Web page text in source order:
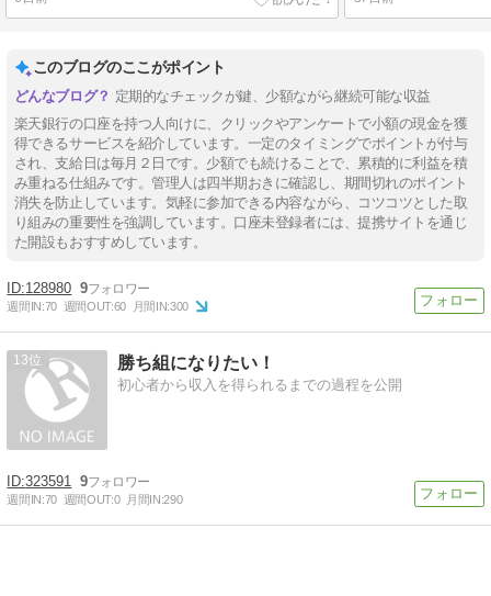
このブログのここがポイント
定期的なチェックが鍵、少額ながら継続可能な収益
楽天銀行の口座を持つ人向けに、クリックやアンケートで小額の現金を獲
得できるサービスを紹介しています。一定のタイミングでポイントが付与
され、支給日は毎月２日です。少額でも続けることで、累積的に利益を積
み重ねる仕組みです。管理人は四半期おきに確認し、期間切れのポイント
消失を防止しています。気軽に参加できる内容ながら、コツコツとした取
り組みの重要性を強調しています。口座未登録者には、提携サイトを通じ
た開設もおすすめしています。
128980 9
週間IN:70 週間OUT:60 月間IN:300
13 勝ち組になりたい！
初心者から収入を得られるまでの過程を公開
323591 9
週間IN:70 週間OUT:0 月間IN:290